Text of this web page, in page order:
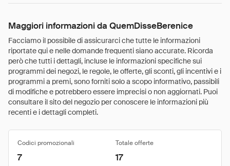
Maggiori informazioni da QuemDisseBerenice
Facciamo il possibile di assicurarci che tutte le informazioni
riportate qui e nelle domande frequenti siano accurate. Ricorda
però che tutti i dettagli, incluse le informazioni specifiche sui
programmi dei negozi, le regole, le offerte, gli sconti, gli incentivi e i
programmi a premi, sono forniti solo a scopo informativo, passibili
di modifiche e potrebbero essere imprecisi o non aggiornati. Puoi
consultare il sito del negozio per conoscere le informazioni più
recenti e i dettagli completi.
Codici promozionali Totale offerte
7 17